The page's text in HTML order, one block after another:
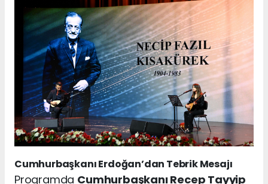
Cumhurbaşkanı Erdoğan’dan Tebrik Mesajı
Programda Cumhurbaşkanı Recep Tayyip